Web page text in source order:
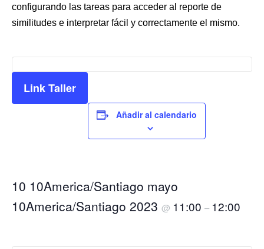
configurando las tareas para acceder al reporte de
similitudes e interpretar fácil y correctamente el mismo.
Link Taller
Añadir al calendario
10 10America/Santiago mayo
10America/Santiago 2023 @ 11:00 – 12:00